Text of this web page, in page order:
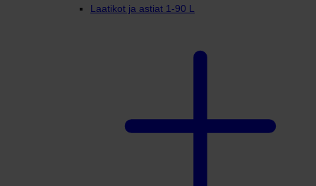
Laatikot ja astiat 1-90 L